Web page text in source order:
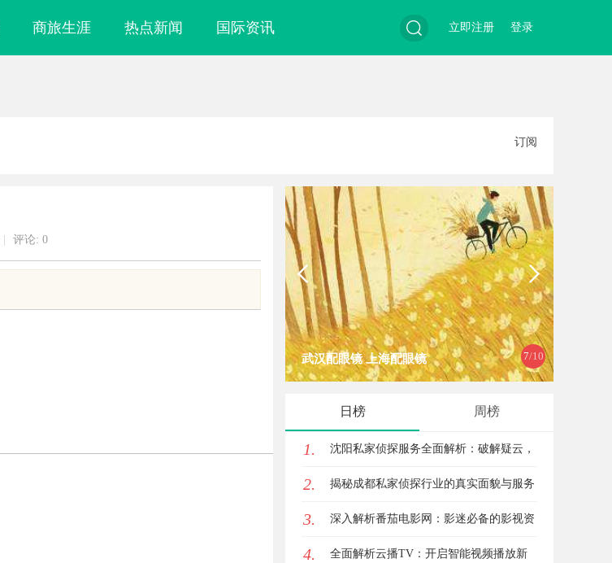
商旅生涯 热点新闻 国际资讯 登录
立即注册
订阅
评论: 0
8/10
详解福州私家侦探行业发展与服务应
日榜 周榜
1. 沈阳私家侦探服务全面解析：破解疑云，
守护真相的专家助力
2. 揭秘成都私家侦探行业的真实面貌与服务
价值
3. 深入解析番茄电影网：影迷必备的影视资
源平台详解与使用指南
4. 全面解析云播TV：开启智能视频播放新